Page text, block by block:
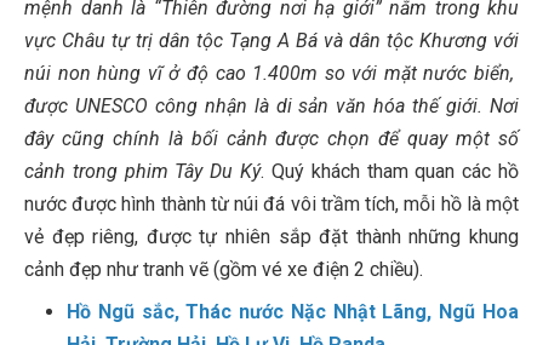
mệnh danh là “Thiên đường nơi hạ giới” nằm trong khu
vực Châu tự trị dân tộc Tạng A Bá và dân tộc Khương với
núi non hùng vĩ ở độ cao 1.400m so với mặt nước biển,
được UNESCO công nhận là di sản văn hóa thế giới. Nơi
đây cũng chính là bối cảnh được chọn để quay một số
cảnh trong phim Tây Du Ký. Quý khách tham quan các hồ
nước được hình thành từ núi đá vôi trầm tích, mỗi hồ là một
vẻ đẹp riêng, được tự nhiên sắp đặt thành những khung
cảnh đẹp như tranh vẽ (gồm vé xe điện 2 chiều).
Hồ Ngũ sắc, Thác nước Nặc Nhật Lãng, Ngũ Hoa